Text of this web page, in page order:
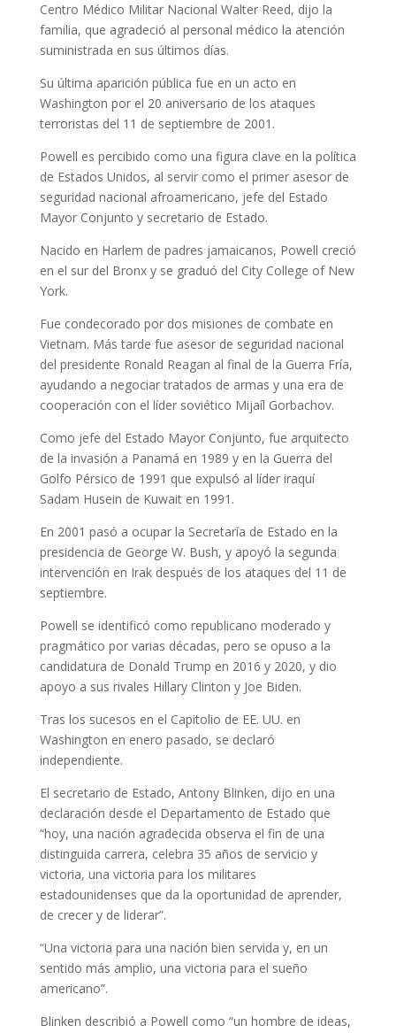
Centro Médico Militar Nacional Walter Reed, dijo la
familia, que agradeció al personal médico la atención
suministrada en sus últimos días.
Su última aparición pública fue en un acto en
Washington por el 20 aniversario de los ataques
terroristas del 11 de septiembre de 2001.
Powell es percibido como una figura clave en la política
de Estados Unidos, al servir como el primer asesor de
seguridad nacional afroamericano, jefe del Estado
Mayor Conjunto y secretario de Estado.
Nacido en Harlem de padres jamaicanos, Powell creció
en el sur del Bronx y se graduó del City College of New
York.
Fue condecorado por dos misiones de combate en
Vietnam. Más tarde fue asesor de seguridad nacional
del presidente Ronald Reagan al final de la Guerra Fría,
ayudando a negociar tratados de armas y una era de
cooperación con el líder soviético Mijaíl Gorbachov.
Como jefe del Estado Mayor Conjunto, fue arquitecto
de la invasión a Panamá en 1989 y en la Guerra del
Golfo Pérsico de 1991 que expulsó al líder iraquí
Sadam Husein de Kuwait en 1991.
En 2001 pasó a ocupar la Secretaría de Estado en la
presidencia de George W. Bush, y apoyó la segunda
intervención en Irak después de los ataques del 11 de
septiembre.
Powell se identificó como republicano moderado y
pragmático por varias décadas, pero se opuso a la
candidatura de Donald Trump en 2016 y 2020, y dio
apoyo a sus rivales Hillary Clinton y Joe Biden.
Tras los sucesos en el Capitolio de EE. UU. en
Washington en enero pasado, se declaró
independiente.
El secretario de Estado, Antony Blinken, dijo en una
declaración desde el Departamento de Estado que
“hoy, una nación agradecida observa el fin de una
distinguida carrera, celebra 35 años de servicio y
victoria, una victoria para los militares
estadounidenses que da la oportunidad de aprender,
de crecer y de liderar”.
“Una victoria para una nación bien servida y, en un
sentido más amplio, una victoria para el sueño
americano”.
Blinken describió a Powell como “un hombre de ideas,